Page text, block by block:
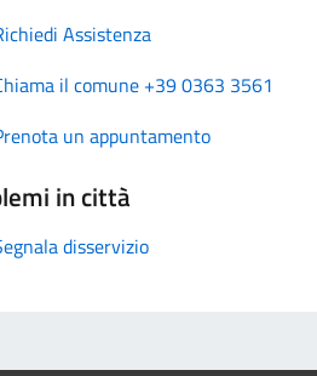
Assistenza
il comune +39 0363 3561
un appuntamento
in città
disservizio